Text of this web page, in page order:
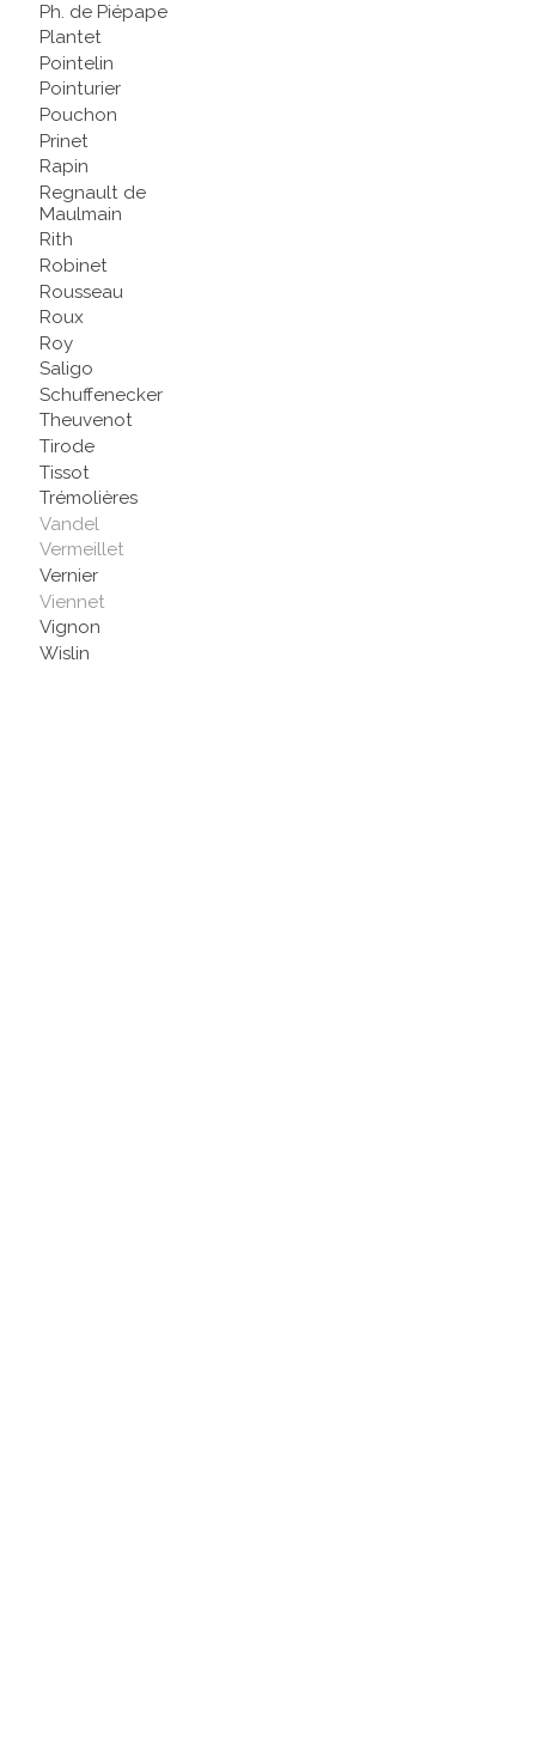
Ph. de Piépape
Plantet
Pointelin
Pointurier
Pouchon
Prinet
Rapin
Regnault de
Maulmain
Rith
Robinet
Rousseau
Roux
Roy
Saligo
Schuffenecker
Theuvenot
Tirode
Tissot
Trémolières
Vandel
Vermeillet
Vernier
Viennet
Vignon
Wislin